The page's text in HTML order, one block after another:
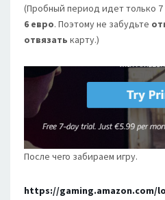
(Пробный период идет только
6 евро. Поэтому не забудьте
отвязать карту.)
После чего забираем игру.
https://gaming.amazon.com/